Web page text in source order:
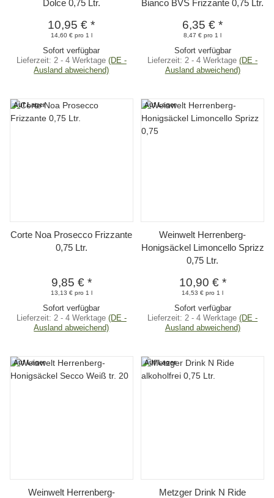
Dolce 0,75 Ltr.
10,95 €*
14,60 € pro 1 l
Sofort verfügbar
Lieferzeit: 2 - 4 Werktage (DE -
Ausland abweichend)
Bianco BVS Frizzante 0,75 Ltr.
6,35 €*
8,47 € pro 1 l
Sofort verfügbar
Lieferzeit:2 - 4 Werktage(DE -
Ausland abweichend)
Auf Lager
Corte Noa Prosecco Frizzante
0,75 Ltr.
9,85 € *
13,13 € pro 1 l
Sofort verfügbar
Lieferzeit: 2 - 4 Werktage (DE -
Ausland abweichend)
Auf Lager
Weinwelt Herrenberg-
Honigsäckel Limoncello Sprizz
0,75 Ltr.
10,90 € *
14,53 € pro 1 l
Sofort verfügbar
Lieferzeit:2 - 4 Werktage(DE -
Ausland abweichend)
Auf Lager
Weinwelt Herrenberg-
Auf Lager
Metzger Drink N Ride